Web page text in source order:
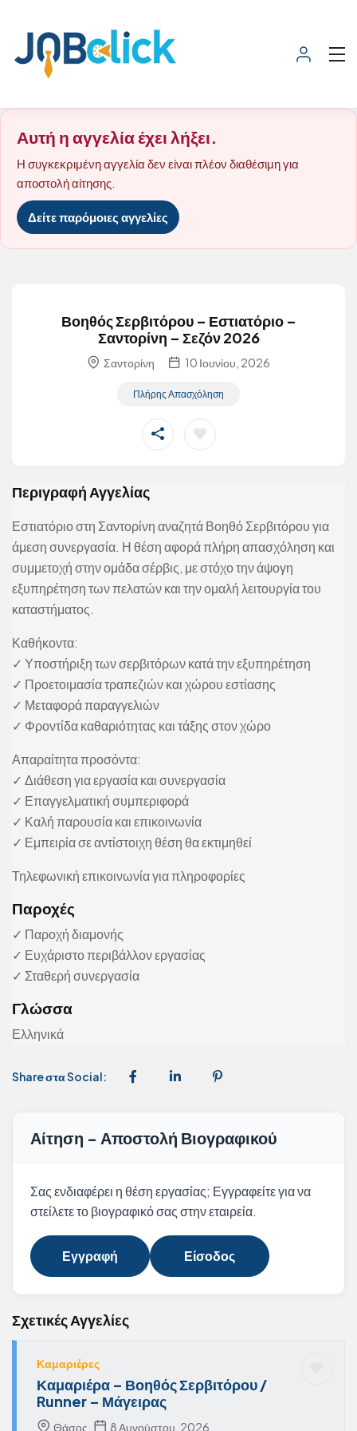
Αυτή η αγγελία έχει λήξει.
Η συγκεκριμένη αγγελία δεν είναι πλέον διαθέσιμη για
αποστολή αίτησης.
Δείτε παρόμοιες αγγελίες
Βοηθός Σερβιτόρου – Εστιατόριο –
Σαντορίνη – Σεζόν 2026
Σαντορίνη 10 Ιουνίου, 2026
Πλήρης Απασχόληση
Περιγραφή Αγγελίας
Εστιατόριο στη Σαντορίνη αναζητά Βοηθό Σερβιτόρου για
άμεση συνεργασία. Η θέση αφορά πλήρη απασχόληση και
συμμετοχή στην ομάδα σέρβις, με στόχο την άψογη
εξυπηρέτηση των πελατών και την ομαλή λειτουργία του
καταστήματος.
Καθήκοντα:
✓ Υποστήριξη των σερβιτόρων κατά την εξυπηρέτηση
✓ Προετοιμασία τραπεζιών και χώρου εστίασης
✓ Μεταφορά παραγγελιών
✓ Φροντίδα καθαριότητας και τάξης στον χώρο
Απαραίτητα προσόντα:
✓ Διάθεση για εργασία και συνεργασία
✓ Επαγγελματική συμπεριφορά
✓ Καλή παρουσία και επικοινωνία
✓ Εμπειρία σε αντίστοιχη θέση θα εκτιμηθεί
Τηλεφωνική επικοινωνία για πληροφορίες
Παροχές
✓ Παροχή διαμονής
✓ Ευχάριστο περιβάλλον εργασίας
✓ Σταθερή συνεργασία
Γλώσσα
Ελληνικά
Share στα Social:
Αίτηση - Αποστολή Βιογραφικού
Σας ενδιαφέρει η θέση εργασίας; Εγγραφείτε για να
στείλετε το βιογραφικό σας στην εταιρεία.
Εγγραφή Είσοδος
Σχετικές Αγγελίες
Καμαριέρες
Καμαριέρα – Βοηθός Σερβιτόρου /
Runner – Μάγειρας
Θάσος 8 Αυγούστου, 2026